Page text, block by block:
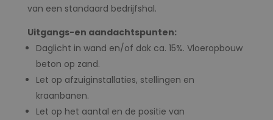
van een standaard bedrijfshal.
Uitgangs-en aandachtspunten:
Daglicht in wand en/of dak ca. 15%. Vloeropbouw
beton op zand.
Let op afzuiginstallaties, stellingen en
kraanbanen.
Let op het aantal en de positie van